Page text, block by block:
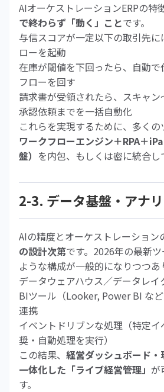
AIオーケストレーションERPの特
で終わらず「動く」ことです。
与信スコアが一定以下の取引先
ローを起動
在庫が閾値を下回ったら、自動
フローを回す
請求書が受領されたら、スキャン
承認依頼までを一括自動化
これらを実現するために、多くの
ワークフローエンジン＋RPA＋
盤） を内包、もしくは密に統合し
2-3. データ基盤・アナ
AIの精度とオーケストレーション
の設計次第です。2026年の最新
ような構成が一般的になりつつあ
データウェアハウス／データレ
BIツール（Looker, Power BI な
連携
イベントドリブンな処理（特定
奨・自動処理を実行）
この結果、 経営ダッシュボード
一体化した「ライブ経営管理」 が
す。